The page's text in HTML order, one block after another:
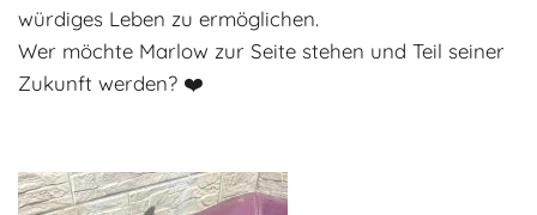
würdiges Leben zu ermöglichen.
Wer möchte Marlow zur Seite stehen und Teil seiner
Zukunft werden? ❤️